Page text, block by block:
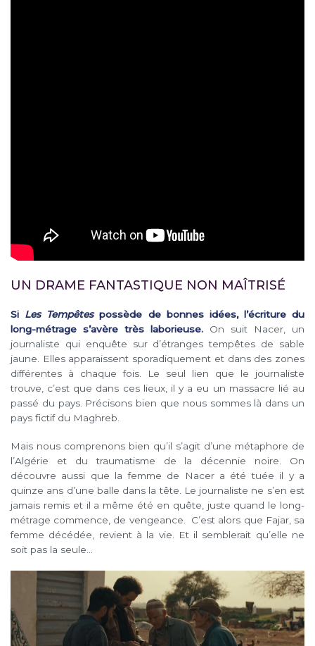
UN DRAME FANTASTIQUE NON MAÎTRISÉ
Si Les Tempêtespossède de bonnes idées, l’écriture du
long-métrage s’avère très laborieuse. On suit Nacer, un
journaliste qui enquête sur d’étranges tempêtes de sable
jaune. Elles apparaissent sporadiquement et dans des zones
différentes à chaque fois. Le seul lien que le journaliste
trouve, c’est que dans ces lieux, il y a eu un massacre lié au
passé du pays. Précisons bien que nous sommes là dans un
pays fictif du Maghreb.
Mais nous comprenons bien qu’il s’agit d’une métaphore de
l’Algérie et du traumatisme de la décennie noire. On
découvre aussi que la femme de Nacer a été tuée il y a
quinze ans d’une balle dans la tête. Le journaliste ne s’en est
jamais remis et il a même été en quête, juste quand le long-
métrage commence, de vengeance. C’est alors que Fajar, sa
femme décédée, revient à la vie. Et il semblerait qu’elle ne
soit pas la seule…